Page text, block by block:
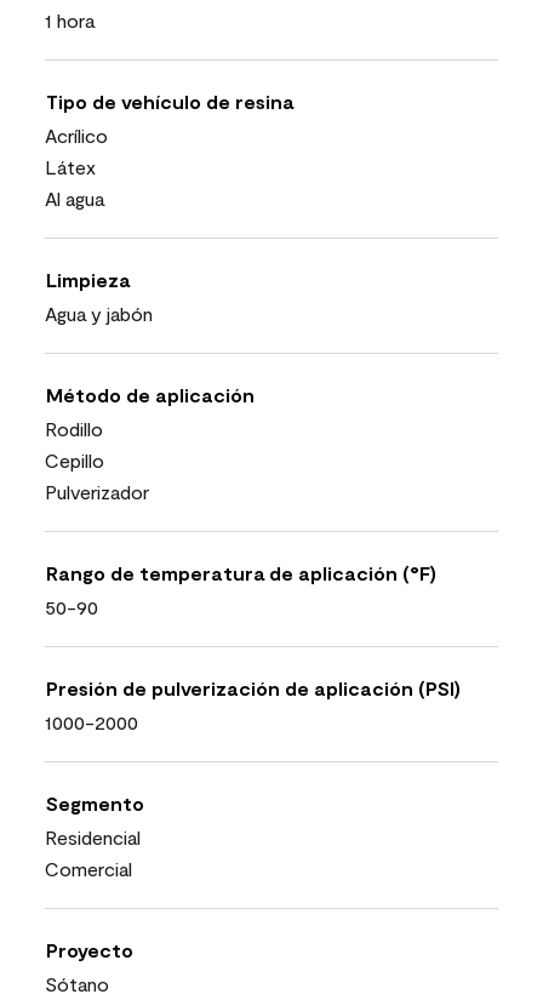
1 hora
Tipo de vehículo de resina
Acrílico
Látex
Al agua
Limpieza
Agua y jabón
Método de aplicación
Rodillo
Cepillo
Pulverizador
Rango de temperatura de aplicación (°F)
50-90
Presión de pulverización de aplicación (PSI)
1000-2000
Segmento
Residencial
Comercial
Proyecto
Sótano